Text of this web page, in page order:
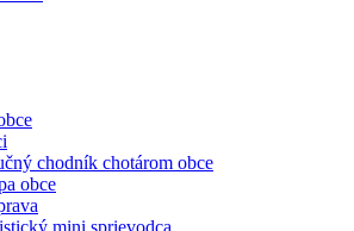
chodník chotárom obce
obce
mini sprievodca